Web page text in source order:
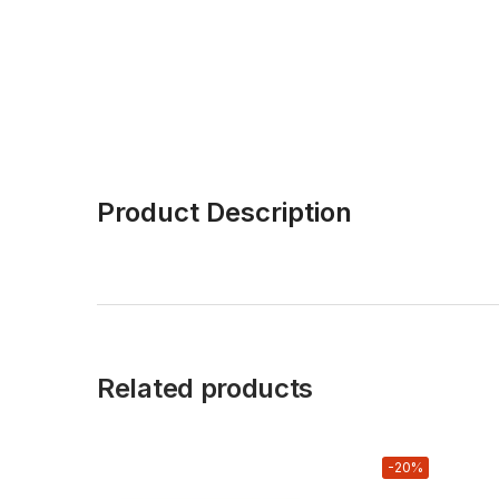
Product Description
Related products
-20%